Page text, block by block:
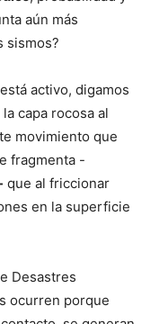
aún más
sismos?
activo, digamos
capa rocosa al
movimiento que
fragmenta -
que al friccionar
en la superficie
Desastres
ocurren porque